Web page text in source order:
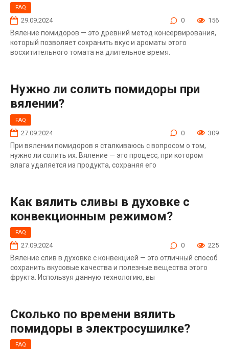
FAQ
29.09.2024 0 156
Вяление помидоров — это древний метод консервирования,
который позволяет сохранить вкус и ароматы этого
восхитительного томата на длительное время.
Нужно ли солить помидоры при
вялении?
FAQ
27.09.2024 0 309
При вялении помидоров я сталкиваюсь с вопросом о том,
нужно ли солить их. Вяление — это процесс, при котором
влага удаляется из продукта, сохраняя его
Как вялить сливы в духовке с
конвекционным режимом?
FAQ
27.09.2024 0 225
Вяление слив в духовке с конвекцией — это отличный способ
сохранить вкусовые качества и полезные вещества этого
фрукта. Используя данную технологию, вы
Сколько по времени вялить
помидоры в электросушилке?
FAQ